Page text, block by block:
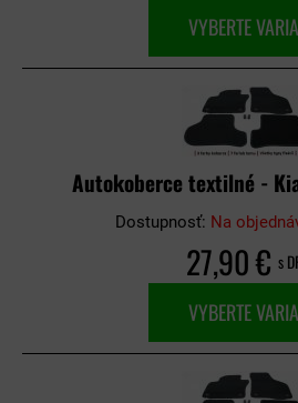
VYBERTE
Autokoberce textilné -
Dostupnosť: Na
27,90 € s
VYBERTE